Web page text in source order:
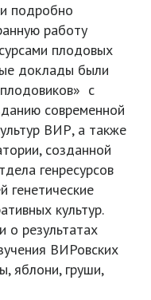
подробно
работу
плодовых
доклады были
с
современной
ВИР, а также
созданной
генресурсов
генетические
культур.
о результатах
ВИРовских
яблони, груши,